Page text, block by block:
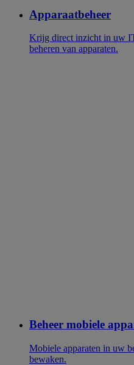
Apparaatbeheer
Krijg direct inzicht in uw
beheren van apparaten.
Beheer mobiele
Mobiele apparaten in uw
bewaken.